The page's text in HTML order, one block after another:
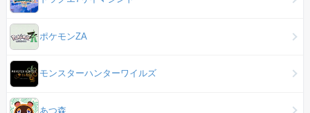
ポケモンZA
モンスターハンターワイルズ
あつ森